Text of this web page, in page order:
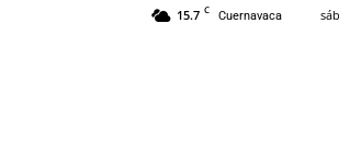
15.7 C Cuernavaca